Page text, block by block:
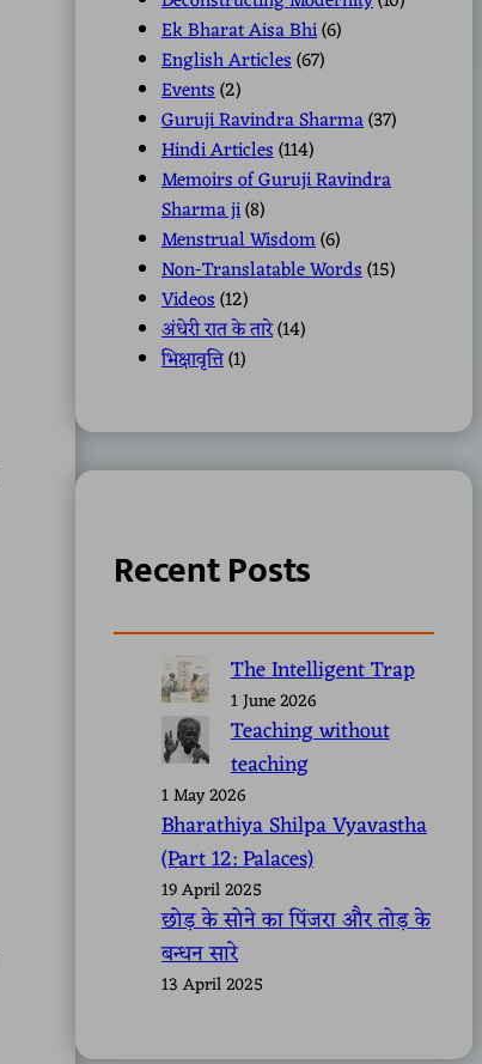
Ek Bharat Aisa Bhi(6)
English Articles(67)
Events(2)
Guruji Ravindra Sharma(37)
Hindi Articles(114)
Memoirs of Guruji Ravindra
Sharma ji(8)
Menstrual Wisdom(6)
Non-Translatable Words(15)
Videos(12)
अंधेरी रात के तारे(14)
भिक्षावृत्ति(1)
Recent Posts
The Intelligent Trap
1 June 2026
Teaching without
teaching
1 May 2026
Bharathiya Shilpa Vyavastha
(Part 12: Palaces)
19 April 2025
छोड़ के सोने का पिंजरा और तोड़ के
बन्धन सारे
13 April 2025